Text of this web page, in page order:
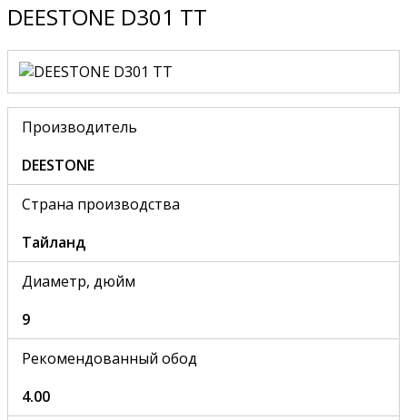
DEESTONE D301 TT
Производитель
DEESTONE
Страна производства
Тайланд
Диаметр, дюйм
9
Рекомендованный обод
4.00